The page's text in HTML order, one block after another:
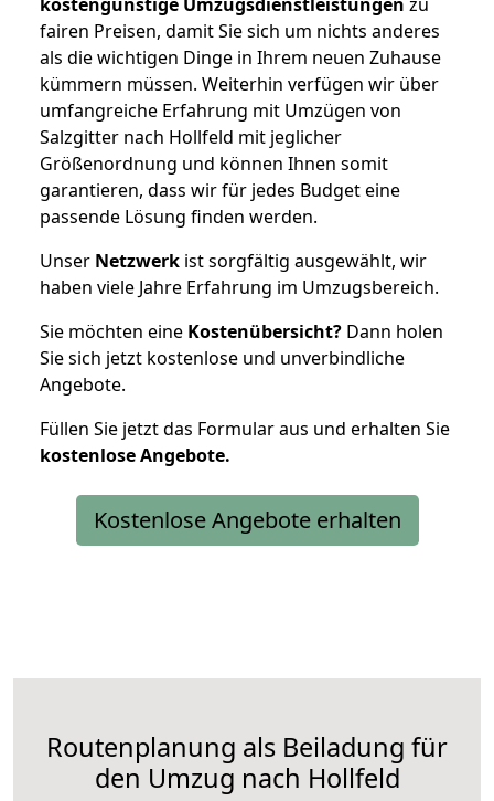
fairen Preisen, damit Sie sich um nichts anderes
als die wichtigen Dinge in Ihrem neuen Zuhause
kümmern müssen. Weiterhin verfügen wir über
umfangreiche Erfahrung mit Umzügen von
Salzgitter nach Hollfeld mit jeglicher
Größenordnung und können Ihnen somit
garantieren, dass wir für jedes Budget eine
passende Lösung finden werden.
Unser Netzwerk ist sorgfältig ausgewählt, wir
haben viele Jahre Erfahrung im Umzugsbereich.
Sie möchten eine Kostenübersicht? Dann holen
Sie sich jetzt kostenlose und unverbindliche
Angebote.
Füllen Sie jetzt das Formular aus und erhalten Sie
kostenloseAngebote.
Kostenlose Angebote erhalten
Routenplanung als Beiladung für
den Umzug nach Hollfeld